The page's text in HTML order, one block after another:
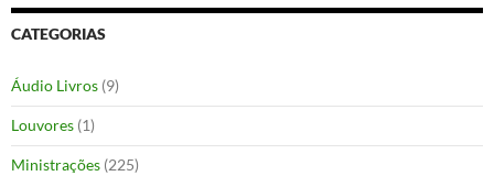
CATEGORIAS
Áudio Livros (9)
Louvores (1)
Ministrações (225)